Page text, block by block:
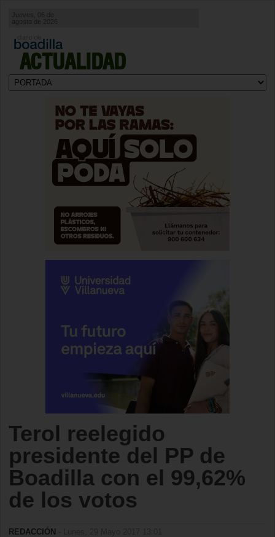
ACTUALIDAD
agosto de 2026
Terol reelegido
presidente del PP de
Boadilla con el 99,62%
de los votos
REDACCIÓN